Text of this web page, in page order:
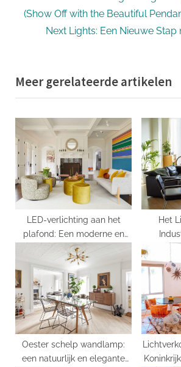
navigatie
r
o
u
s
P
o
s
t
:
(Show Off with the Beautiful
N
t
P
o
s
t
:
Next Lights: Een Nieuwe
Meer gerelateerde artikelen
LED-verlichting aan het
plafond: Een moderne en
duurzame keuze!
Het
Oester schelp wandlamp:
een natuurlijk en elegante